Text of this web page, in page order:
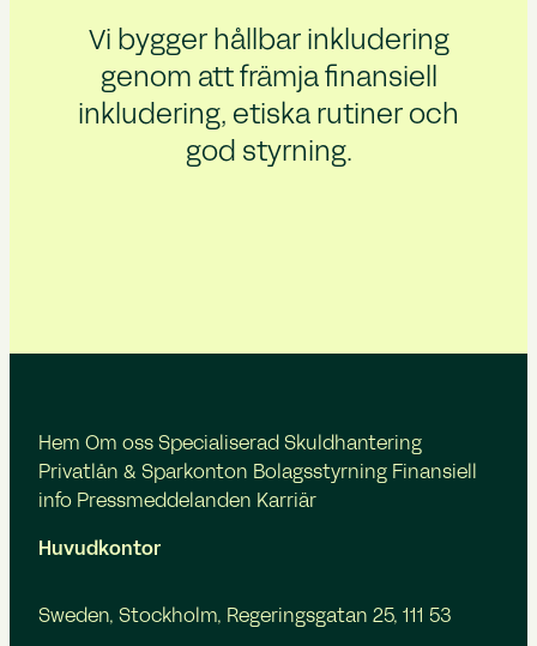
Vi bygger hållbar inkludering
genom att främja finansiell
inkludering, etiska rutiner och
god styrning.
Hem Om oss Specialiserad Skuldhantering
Privatlån & Sparkonton Bolagsstyrning Finansiell
info Pressmeddelanden Karriär
Huvudkontor
Sweden, Stockholm, Regeringsgatan 25, 111 53